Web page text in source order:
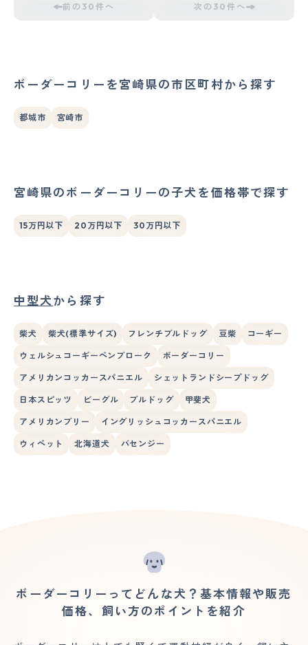
前の30件へ 次の30件へ
ボーダーコリーを宮崎県の市区町村から探す
都城市 宮崎市
宮崎県のボーダーコリーの子犬を価格帯で探す
15万円以下 20万円以下 30万円以下
中型犬から探す
柴犬 柴犬(標準サイズ) フレンチブルドッグ 豆柴 コーギー
ウェルシュコーギーペンブローク ボーダーコリー
アメリカンコッカースパニエル シェットランドシープドッグ
日本スピッツ ビーグル ブルドッグ 甲斐犬
アメリカンブリー イングリッシュコッカースパニエル
ウィペット 北海道犬 バセンジー
ボーダーコリーってどんな犬？基本情報や販売
価格、飼い方のポイントを紹介